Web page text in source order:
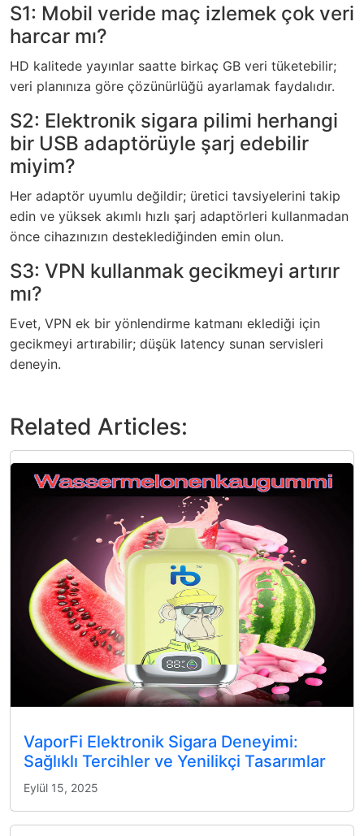
S1: Mobil veride maç izlemek çok veri
harcar mı?
HD kalitede yayınlar saatte birkaç GB veri tüketebilir;
veri planınıza göre çözünürlüğü ayarlamak faydalıdır.
S2: Elektronik sigara pilimi herhangi
bir USB adaptörüyle şarj edebilir
miyim?
Her adaptör uyumlu değildir; üretici tavsiyelerini takip
edin ve yüksek akımlı hızlı şarj adaptörleri kullanmadan
önce cihazınızın desteklediğinden emin olun.
S3: VPN kullanmak gecikmeyi artırır
mı?
Evet, VPN ek bir yönlendirme katmanı eklediği için
gecikmeyi artırabilir; düşük latency sunan servisleri
deneyin.
Related Articles:
VaporFi Elektronik Sigara Deneyimi:
Sağlıklı Tercihler ve Yenilikçi Tasarımlar
Eylül 15, 2025